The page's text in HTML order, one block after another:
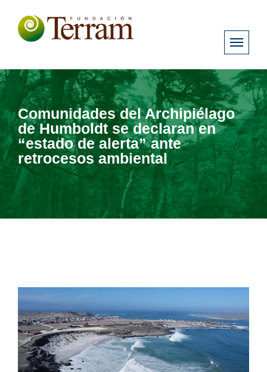
Comunidades del Archipiélago
de Humboldt se declaran en
“estado de alerta” ante
retrocesos ambiental